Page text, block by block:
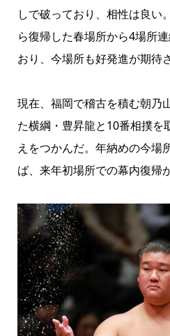
しで破っており、相性は良い
ら復帰した春場所から4場所
おり、今場所も好発進が期待
現在、福岡で稽古を積む朝乃
た横綱・豊昇龍と10番相撲を
えをつかんだ。年納めの今場
ば、来年初場所での幕内復帰